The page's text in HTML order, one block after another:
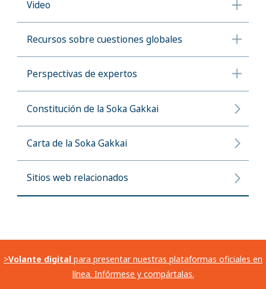
Video
Recursos sobre cuestiones globales
Perspectivas de expertos
Constitución de la Soka Gakkai
Carta de la Soka Gakkai
Sitios web relacionados
>Volante digital para presentar nuestras plataformas oficiales en
línea. Infórmese y compártalas.